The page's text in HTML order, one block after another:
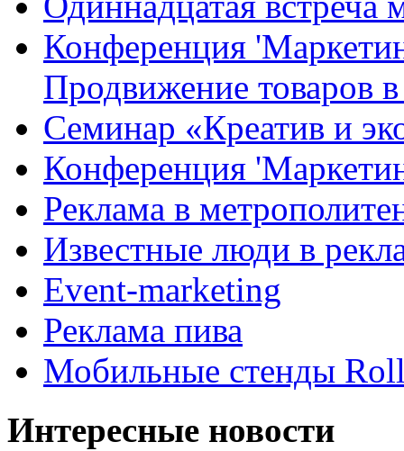
Конференция
Продвижение товаров
Семинар «Креатив и
Конференция
Реклама в
Известные люди в
Event-marketing
Реклама пива
Мобильные стенды
Интересные новости